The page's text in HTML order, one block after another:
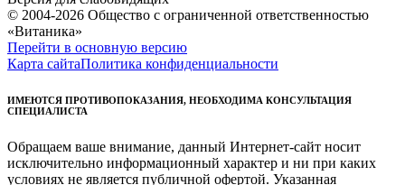
© 2004-2026 Общество с ограниченной ответственностью
«Витаника»
Перейти в основную версию
Карта сайтаПолитика конфиденциальности
ИМЕЮТСЯ ПРОТИВОПОКАЗАНИЯ, НЕОБХОДИМА КОНСУЛЬТАЦИЯ
СПЕЦИАЛИСТА
Обращаем ваше внимание, данный Интернет-сайт носит
исключительно информационный характер и ни при каких
условиях не является публичной офертой. Указанная